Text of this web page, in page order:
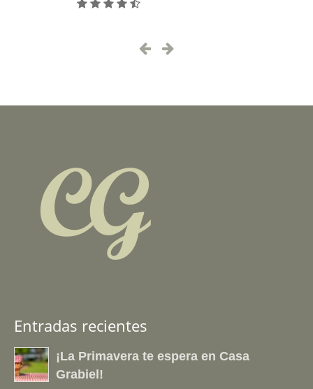
Entradas recientes
¡La Primavera te espera en Casa
Grabiel!